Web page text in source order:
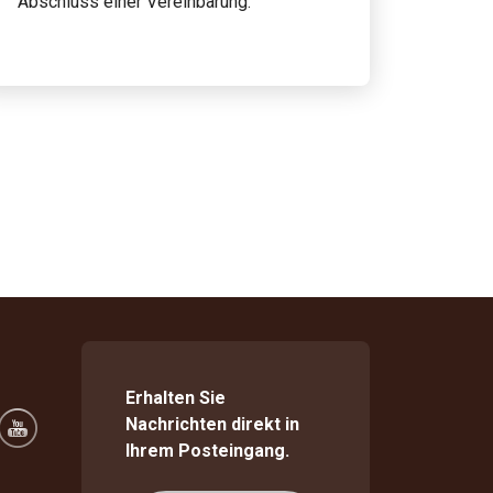
Erhalten Sie
Nachrichten direkt in
Ihrem Posteingang.